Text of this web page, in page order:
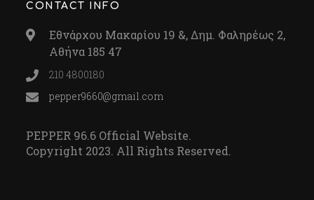
CONTACT INFO
Εθνάρχου Μακαρίου 19 &, Δημ. Φαληρέως 2,
Αθήνα 185 47
210 4800180
pepper9660@gmail.com
PEPPER 96.6 Official Website.
Copyright 2023. All Rights Reserved.